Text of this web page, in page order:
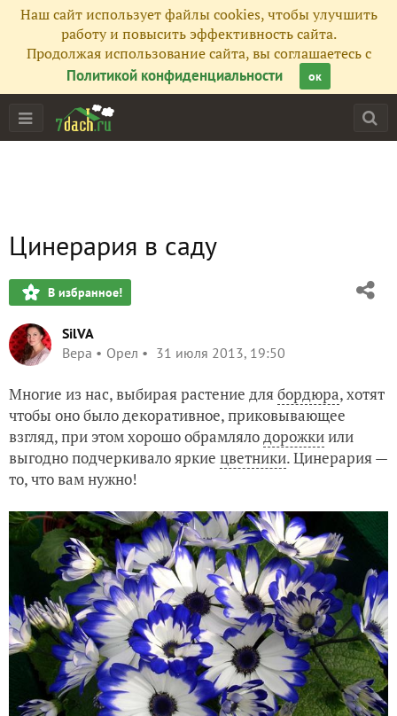
Наш сайт использует файлы cookies, чтобы улучшить
работу и повысить эффективность сайта.
Продолжая использование сайта, вы соглашаетесь с
Политикой конфиденциальности
ок
Цинерария в саду
В избранное!
SilVA
Вера
Орел 31 июля 2013, 19:50
Многие из нас, выбирая растение длябордюра, хотят
чтобы оно было декоративное, приковывающее
взгляд, при этом хорошо обрамлялодорожкиили
выгодно подчеркивало яркие цветники. Цинерария —
то, что вам нужно!